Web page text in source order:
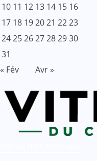
10 11 12 13 14 15 16
17 18 192021 2223
24252627282930
31
« Fév
Avr »